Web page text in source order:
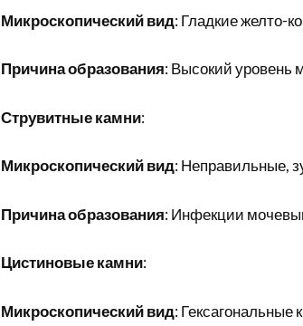
Микроскопический вид: Гладкие желто-
Причина образования: Высокий уровень
Струвитные камни:
Микроскопический вид: Неправильные,
Причина образования: Инфекции
Цистиновые камни:
Микроскопический вид: Гексагональные